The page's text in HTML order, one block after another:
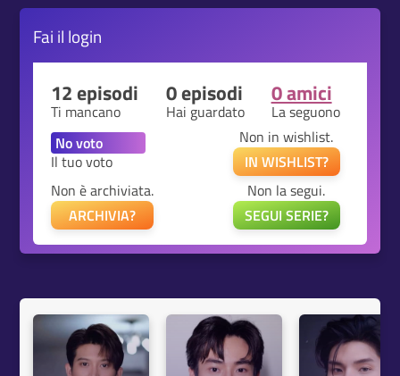
Fai il login
12 episodi
Ti mancano
0 episodi
Hai guardato
0 amici
La seguono
Il tuo voto
Non in wishlist.
IN WISHLIST?
Non è archiviata.
ARCHIVIA?
Non la segui.
SEGUI SERIE?